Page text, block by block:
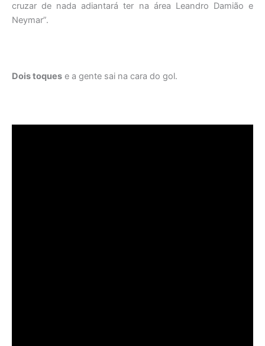
cruzar de nada adiantará ter na área Leandro Damião e
Neymar”.
Dois toques e a gente sai na cara do gol.